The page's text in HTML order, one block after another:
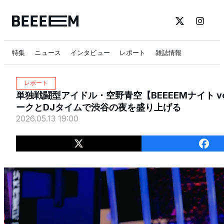
特集 ニュース インタビュー レポート 雑誌情報
レポート
単独戦闘型アイドル・空野青空【BEEEEMナイト
ークとDJタイムで渋谷の夜を盛り上げる
2026.05.13 19:00